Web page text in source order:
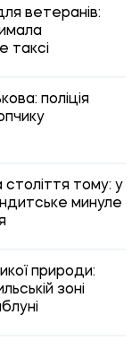
ветеранів:
таксі
поліція
століття тому: у
минуле
природи:
зоні